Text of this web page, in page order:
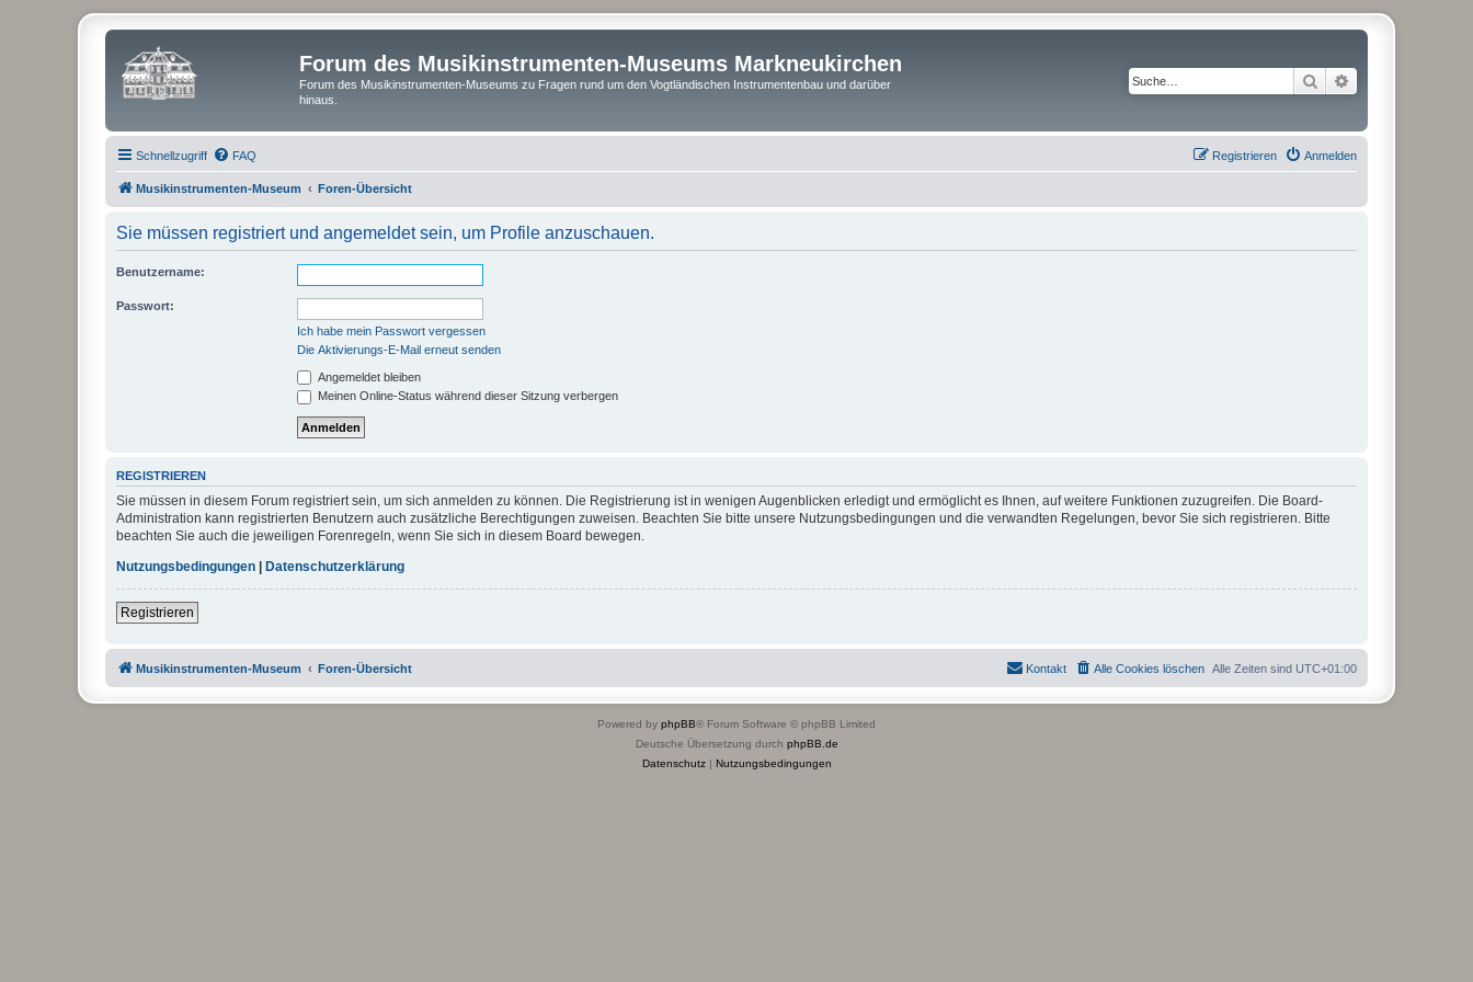
Forum des Musikinstrumenten-Museums Markneukirchen
Forum des Musikinstrumenten-Museums zu Fragen rund um den Vogtländischen Instrumentenbau und darüber
hinaus.
Suche
Schnellzugriff FAQ Anmelden
Registrieren
Musikinstrumenten-Museum Foren-Übersicht
Sie müssen registriert und angemeldet sein, um Profile anzuschauen.
Benutzername:
Passwort:
Ich habe mein Passwort vergessen
Die Aktivierungs-E-Mail erneut senden
Angemeldet bleiben
Meinen Online-Status während dieser Sitzung verbergen
REGISTRIEREN
Sie müssen in diesem Forum registriert sein, um sich anmelden zu können. Die Registrierung ist in wenigen Augenblicken erledigt und ermöglicht es Ihnen, auf weitere Funktionen zuzugreifen. Die Board-
Administration kann registrierten Benutzern auch zusätzliche Berechtigungen zuweisen. Beachten Sie bitte unsere Nutzungsbedingungen und die verwandten Regelungen, bevor Sie sich registrieren. Bitte
beachten Sie auch die jeweiligen Forenregeln, wenn Sie sich in diesem Board bewegen.
Nutzungsbedingungen
Datenschutzerklärung
Registrieren
Musikinstrumenten-Museum Foren-Übersicht Alle Zeiten sind UTC+01:00
Alle Cookies löschen
Kontakt
Powered by phpBB® Forum Software © phpBB Limited
Deutsche Übersetzung durch phpBB.de
Datenschutz| Nutzungsbedingungen